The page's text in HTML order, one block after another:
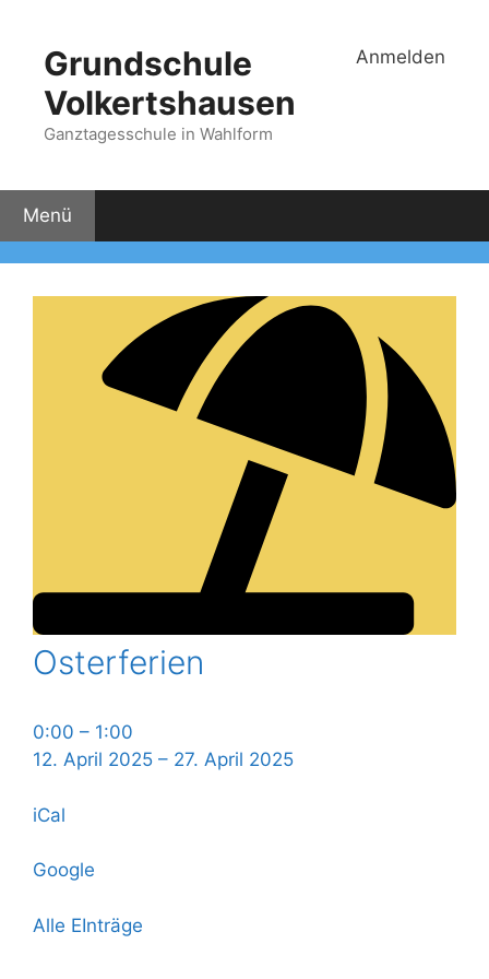
springen
Anmelden
Grundschule
Volkertshausen
Ganztagesschule in Wahlform
Menü
Osterferien
Osterferien
0:00 – 1:00
12. April 2025 – 27. April 2025
iCal
Google
Alle EInträge